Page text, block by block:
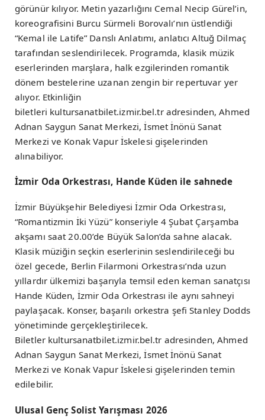
görünür kılıyor. Metin yazarlığını Cemal Necip Gürel’in,
koreografisini Burcu Sürmeli Borovalı’nın üstlendiği
“Kemal ile Latife” Danslı Anlatımı, anlatıcı Altuğ Dilmaç
tarafından seslendirilecek. Programda, klasik müzik
eserlerinden marşlara, halk ezgilerinden romantik
dönem bestelerine uzanan zengin bir repertuvar yer
alıyor. Etkinliğin
biletleri kultursanatbilet.izmir.bel.tr adresinden, Ahmed
Adnan Saygun Sanat Merkezi, İsmet İnönü Sanat
Merkezi ve Konak Vapur İskelesi gişelerinden
alınabiliyor.
İzmir Oda Orkestrası, Hande Küden ile sahnede
İzmir Büyükşehir Belediyesi İzmir Oda Orkestrası,
“Romantizmin İki Yüzü” konseriyle 4 Şubat Çarşamba
akşamı saat 20.00’de Büyük Salon’da sahne alacak.
Klasik müziğin seçkin eserlerinin seslendirileceği bu
özel gecede, Berlin Filarmoni Orkestrası’nda uzun
yıllardır ülkemizi başarıyla temsil eden keman sanatçısı
Hande Küden, İzmir Oda Orkestrası ile aynı sahneyi
paylaşacak. Konser, başarılı orkestra şefi Stanley Dodds
yönetiminde gerçekleştirilecek.
Biletler kultursanatbilet.izmir.bel.tr adresinden, Ahmed
Adnan Saygun Sanat Merkezi, İsmet İnönü Sanat
Merkezi ve Konak Vapur İskelesi gişelerinden temin
edilebilir.
Ulusal Genç Solist Yarışması 2026